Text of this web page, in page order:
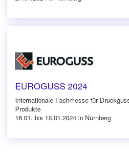
EUROGUSS 2024
Internationale Fachmesse für
Produkte
16.01. bis 18.01.2024 in Nürnberg